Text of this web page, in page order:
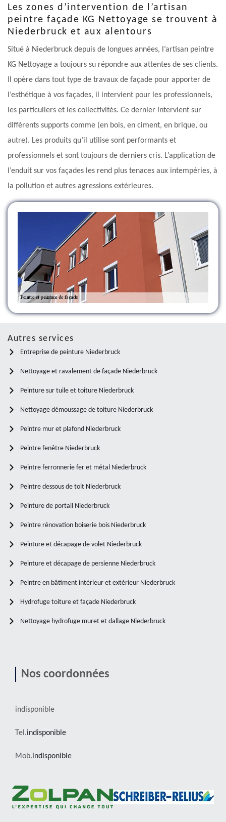
Les zones d’intervention de l’artisan
peintre façade KG Nettoyage se trouvent à
Niederbruck et aux alentours
Situé à Niederbruck depuis de longues années, l’artisan peintre
KG Nettoyage a toujours su répondre aux attentes de ses clients.
Il opère dans tout type de travaux de façade pour apporter de
l’esthétique à vos façades, il intervient pour les professionnels,
les particuliers et les collectivités. Ce dernier intervient sur
différents supports comme (en bois, en ciment, en brique, ou
autre). Les produits qu’il utilise sont performants et
professionnels et sont toujours de derniers cris. L’application de
l’enduit sur vos façades les rend plus tenaces aux intempéries, à
la pollution et autres agressions extérieures.
Autres services
Entreprise de peinture Niederbruck
Nettoyage et ravalement de façade Niederbruck
Peinture sur tuile et toiture Niederbruck
Nettoyage démoussage de toiture Niederbruck
Peintre mur et plafond Niederbruck
Peintre fenêtre Niederbruck
Peintre ferronnerie fer et métal Niederbruck
Peintre dessous de toit Niederbruck
Peinture de portail Niederbruck
Peintre rénovation boiserie bois Niederbruck
Peinture et décapage de volet Niederbruck
Peinture et décapage de persienne Niederbruck
Peintre en bâtiment intérieur et extérieur Niederbruck
Hydrofuge toiture et façade Niederbruck
Nettoyage hydrofuge muret et dallage Niederbruck
Nos coordonnées
indisponible
Tel.indisponible
Mob.indisponible